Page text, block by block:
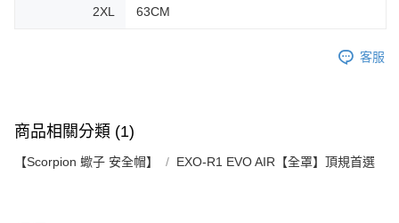
2XL 63CM
客服
商品相關分類 (1)
【Scorpion 蠍子 安全帽】 EXO-R1 EVO AIR【全罩】頂規首選